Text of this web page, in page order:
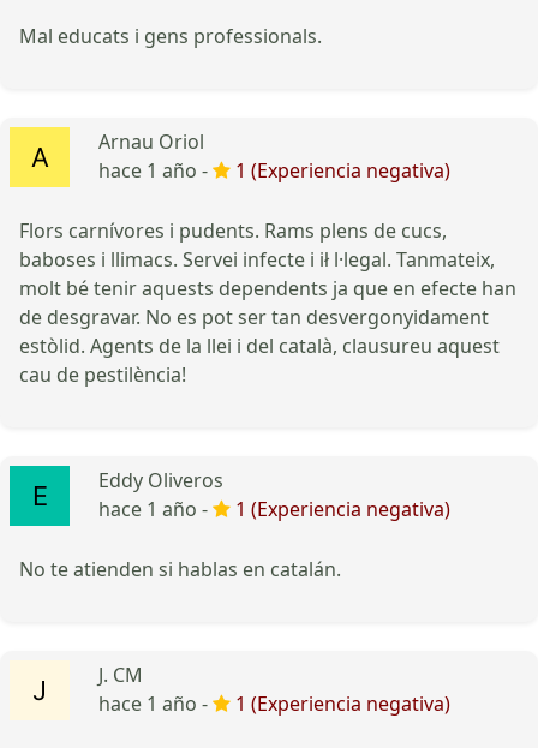
Mal educats i gens professionals.
Arnau Oriol
hace 1 año -
1 (Experiencia negativa)
Flors carnívores i pudents. Rams plens de cucs,
baboses i llimacs. Servei infecte i ił l·legal. Tanmateix,
molt bé tenir aquests dependents ja que en efecte han
de desgravar. No es pot ser tan desvergonyidament
estòlid. Agents de la llei i del català, clausureu aquest
cau de pestilència!
Eddy Oliveros
hace 1 año -
1 (Experiencia negativa)
No te atienden si hablas en catalán.
J. CM
hace 1 año -
1 (Experiencia negativa)